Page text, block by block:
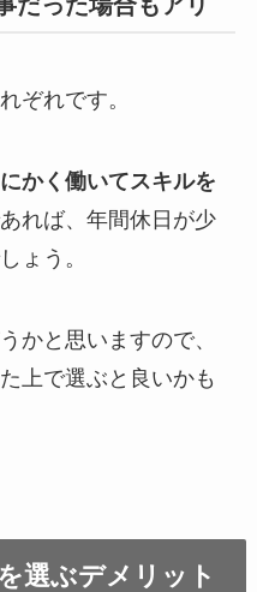
ぞれです。
かく働いてスキルを
れば、年間休日が少
ょう。
かと思いますので、
上で選ぶと良いかも
選ぶデメリット